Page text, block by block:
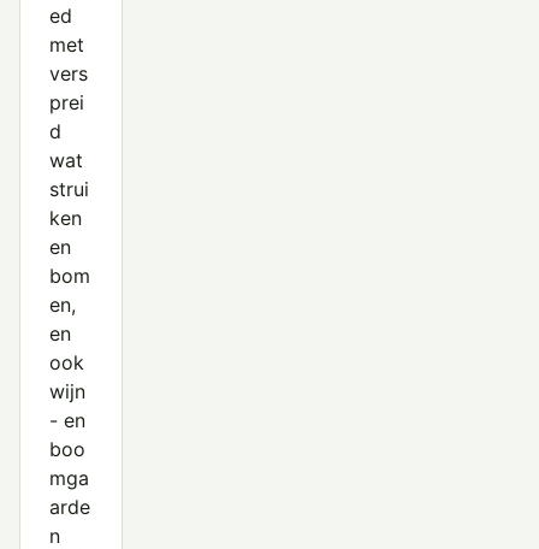
ed
met
vers
prei
d
wat
strui
ken
en
bom
en,
en
ook
wijn
- en
boo
mga
arde
n